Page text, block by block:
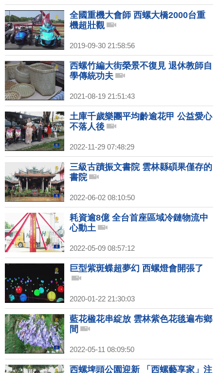
全國重機大會師 西螺大橋2000台重
機超壯觀
2019-09-30 21:58:56
西螺竹編大街榮景不復見 退休教師自
學傳統功夫
2021-08-19 21:51:43
土庫千歲樂團平均齡逾花甲 公益愛心
不落人後
2022-11-29 07:48:29
三級古蹟振文書院 雲林縣碩果僅存的
書院
2022-06-02 08:10:50
耗資逾8億 全台首座區域冷鏈物流中
心動土
2022-05-09 08:57:12
巨型紫斑蝶超夢幻 西螺燈會開張了
2020-01-22 21:30:03
藍花楹花串綻放 雲林紫色花毯遍布鄉
間
2022-05-11 08:09:50
西螺埤頭公園迎新 「西螺藝享家」注